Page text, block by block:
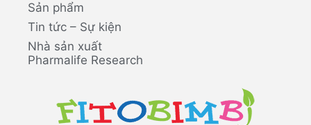
Sản phẩm
Tin tức – Sự kiện
Nhà sản xuất
Pharmalife Research